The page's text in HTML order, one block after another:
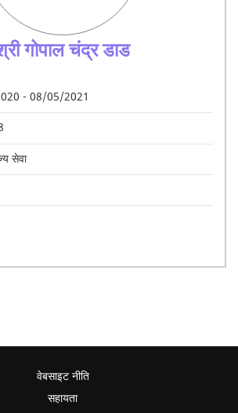
गोपाल चंद्र डाड
- 08/05/2021
सेवा
वेबसाइट नीति
सहायता